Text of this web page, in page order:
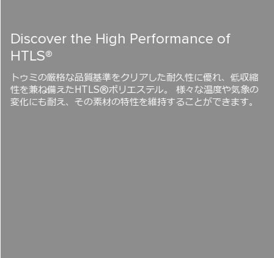
Discover the High Performance of
HTLS®
トゥミの厳格な品質基準をクリアした耐久性に優れ、低収縮
性を兼ね備えたHTLS®ポリエステル。 様々な温度や気象の
変化にも耐え、その素材の特性を維持することができます。